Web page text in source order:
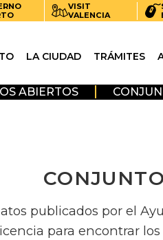
VISIT
VALENCIA
LA CIUDAD TRÁMITES
ABIERTOS
publicados por el
para encontrar